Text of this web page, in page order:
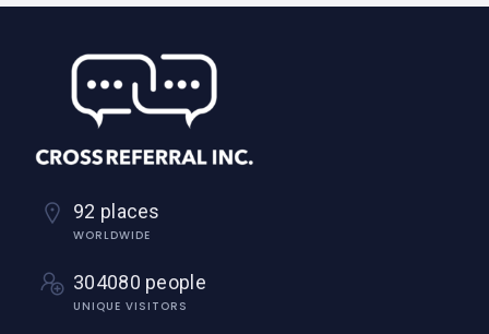
92 places
WORLDWIDE
304080 people
UNIQUE VISITORS